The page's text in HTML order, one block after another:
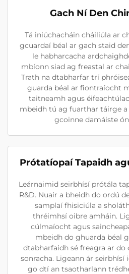
Gach Ní Den
Tá iniúchacháin cháiliúla ar
gcuardaí béal ar gach staid
le habharcacha
mbíonn siad ag freastal ar
Trath na dtabharfar trí
guarda béal ar fiontraíocht
taitneamh agus
mbeidh tú ag fuarthar táirge
gcoinne damáiste
Prótatíopaí Tapaidh
Leárnaimid seirbhísí prótála
R&D. Nuair a bheidh do ordú
samplaí fhisiciúla a
thréimhsí oibre amháin.
cúlmaíocht agus
mbeidh do ghuarda béal
dtabharfaidh sé freagra ar do
sonracha. Ligeann ár seirbhísí
go dtí an tsaotharlann